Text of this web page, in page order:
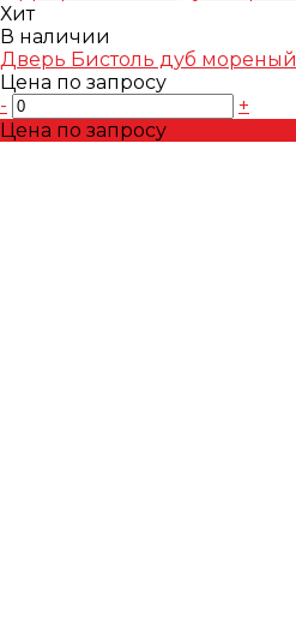
Хит
В наличии
Дверь Бистоль дуб мореный
Цена по запросу
-
+
Цена по запросу